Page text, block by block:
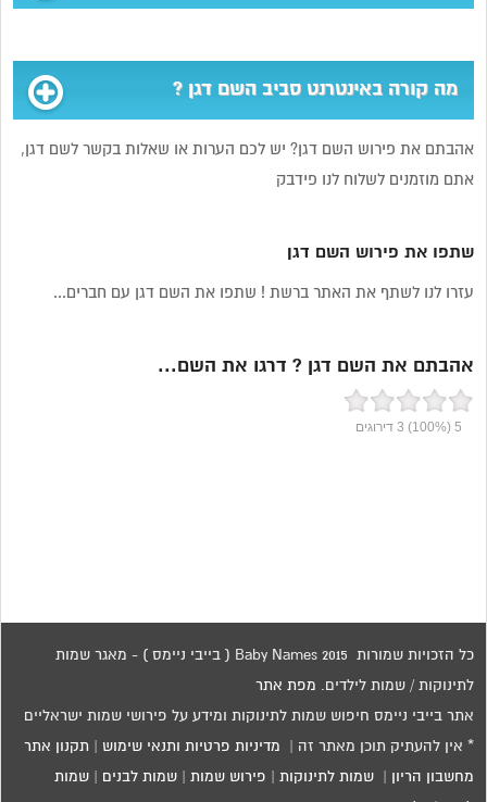
מה קורה באינטרנט סביב השם דגן ?
אהבתם את פירוש השם דגן? יש לכם הערות או שאלות בקשר לשם דגן,
אתם מוזמנים לשלוח לנו פידבק
שתפו את פירוש השם דגן
עזרו לנו לשתף את האתר ברשת ! שתפו את השם דגן עם חברים...
אהבתם את השם דגן ? דרגו את השם...
5
(100%)
3 דירוגים
כל הזכויות שמורות 2015 Baby Names ( בייבי ניימס ) - מאגר שמות
לתינוקות / שמות לילדים. מפת אתר
אתר בייבי ניימס חיפוש שמות לתינוקות ומידע על פירושי שמות ישראליים
* אין להעתיק תוכן מאתר זה | מדיניות פרטיות ותנאי שימוש תקנון אתר
מחשבון הריון |שמות לתינוקות פירוש שמות |שמות לבנים |שמות